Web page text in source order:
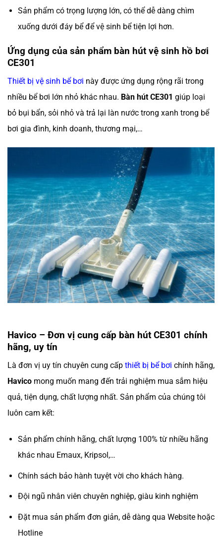
Sản phẩm có trọng lượng lớn, có thể dễ dàng chìm
xuống dưới đáy bể để vệ sinh bể tiện lợi hơn.
Ứng dụng của sản phẩm bàn hút vệ sinh hồ bơi
CE301
Thiết bị vệ sinh bể bơi này được ứng dụng rộng rãi trong
nhiều bể bơi lớn nhỏ khác nhau. Bàn hút CE301 giúp loại
bỏ bụi bẩn, sỏi nhỏ và trả lại làn nước trong xanh trong bể
bơi gia đình, kinh doanh, thương mại,…
Havico – Đơn vị cung cấp bàn hút CE301 chính
hãng, uy tín
Là đơn vị uy tín chuyên cung cấp thiết bị bể bơi chính hãng,
Havico mong muốn mang đến trải nghiệm mua sắm hiệu
quả, tiện dụng, chất lượng nhất. Sản phẩm của chúng tôi
luôn cam kết:
Sản phẩm chính hãng, chất lượng 100% từ nhiều hãng
khác nhau Emaux, Kripsol,…
Chính sách bảo hành tuyệt vời cho khách hàng.
Đội ngũ nhân viên chuyên nghiệp, giàu kinh nghiệm
Đặt mua sản phẩm đơn giản, dễ dàng qua Website hoặc
Hotline